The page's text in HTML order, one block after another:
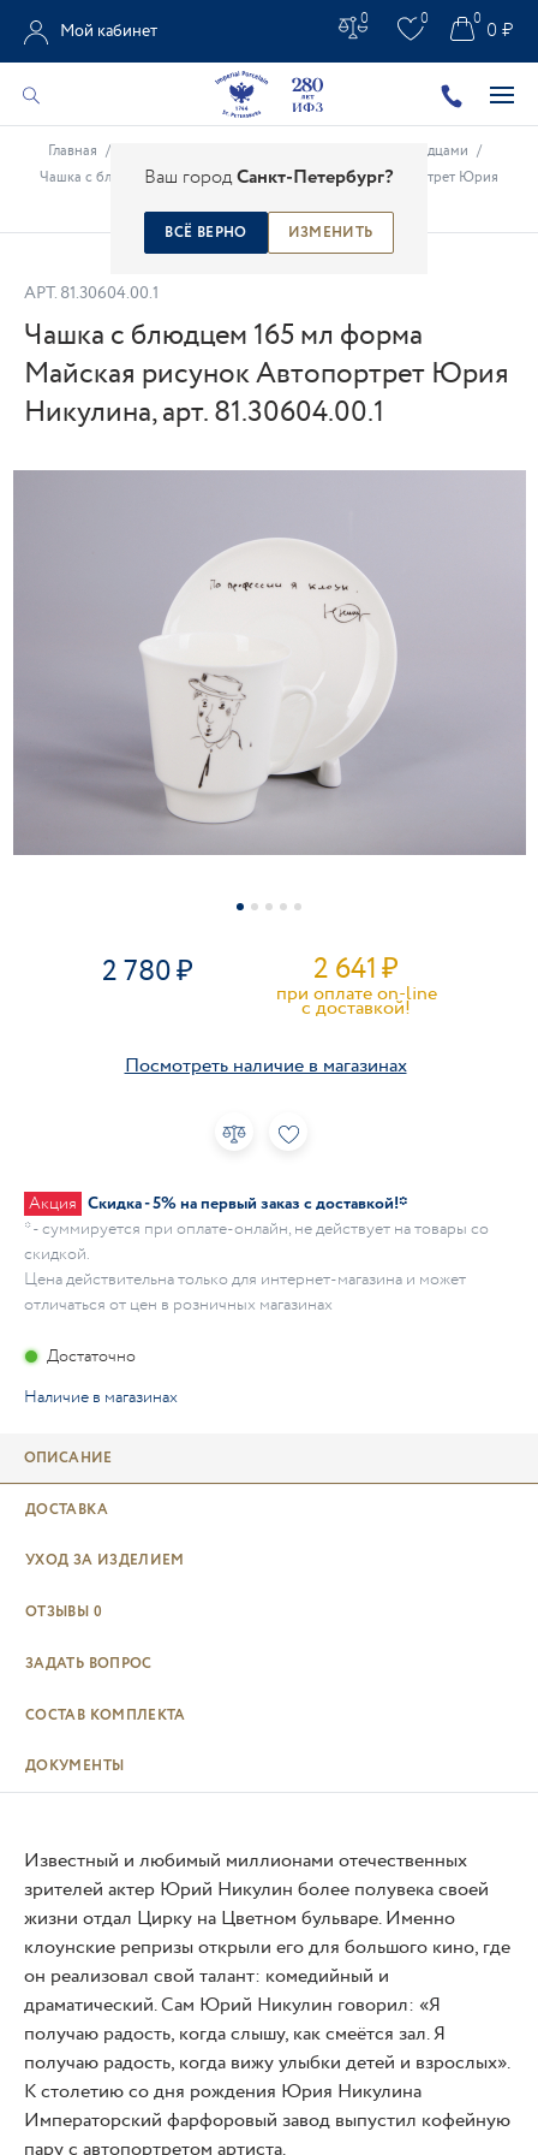
Ваш городСанкт-Петербург?
ВСЁ ВЕРНО ИЗМЕНИТЬ
Мой кабинет
0 0 0 ₽
0
Главная / Чашки с блюдцами /
Чашка с блюдцем 165 мл форма Майская рисунок Автопортрет Юрия
АРТ. 81.30604.00.1
Чашка с блюдцем 165 мл форма
Майская рисунок Автопортрет Юрия
Никулина, арт. 81.30604.00.1
2 780 2 641₽
при оплате on-line
c доставкой!
Посмотреть наличие в магазинах
Акция Скидка - 5% на первый заказ с доставкой!*
* - суммируется при оплате-онлайн, не действует на товары со
скидкой.
Цена действительна только для интернет-магазина и может
отличаться от цен в розничных магазинах
Достаточно
Наличие в магазинах
ОПИСАНИЕ
ДОСТАВКА
УХОД ЗА ИЗДЕЛИЕМ
ОТЗЫВЫ 0
ЗАДАТЬ ВОПРОС
СОСТАВ КОМПЛЕКТА
ДОКУМЕНТЫ
Известный и любимый миллионами отечественных
зрителей актер Юрий Никулин более полувека своей
жизни отдал Цирку на Цветном бульваре. Именно
клоунские репризы открыли его для большого кино, где
он реализовал свой талант: комедийный и
драматический. Сам Юрий Никулин говорил: «Я
получаю радость, когда слышу, как смеётся зал. Я
получаю радость, когда вижу улыбки детей и взрослых».
К столетию со дня рождения Юрия Никулина
Императорский фарфоровый завод выпустил кофейную